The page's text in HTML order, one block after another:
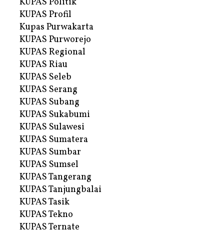
KUPAS Profil
Kupas Purwakarta
KUPAS Purworejo
KUPAS Regional
KUPAS Riau
KUPAS Seleb
KUPAS Serang
KUPAS Subang
KUPAS Sukabumi
KUPAS Sulawesi
KUPAS Sumatera
KUPAS Sumbar
KUPAS Sumsel
KUPAS Tangerang
KUPAS Tanjungbalai
KUPAS Tasik
KUPAS Tekno
KUPAS Ternate